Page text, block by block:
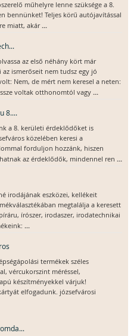
műhelyre lenne szüksége a 8.
bennünket! Teljes körű autójavítással
miatt, akár...
az első néhány kört már
ismerőseit nem tudsz egy jó
Nem, de mért nem keresel a neten:
voltak otthonomtól vagy ...
8....
a 8. kerületi érdeklődőket is
közelében keresi a
forduljon hozzánk, hiszen
az érdeklődők, mindennel ren ...
irodájának eszközei, kellékeit
megtalálja a keresett
írószer, irodaszer, irodatechnikai
...
termékek széles
vércukorszint méréssel,
készítményekkel várjuk!
elfogadunk. józsefvárosi